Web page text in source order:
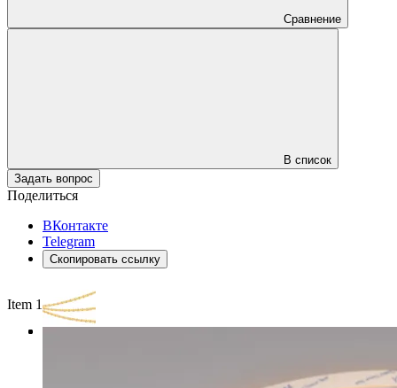
Сравнение
В список
Задать вопрос
Поделиться
ВКонтакте
Telegram
Скопировать ссылку
Item 1 of 3